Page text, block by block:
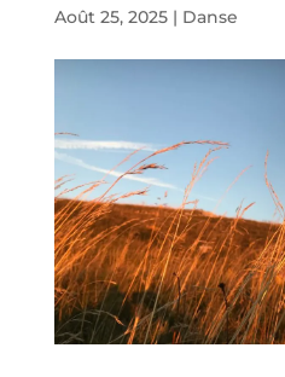
Août 25, 2025| Danse